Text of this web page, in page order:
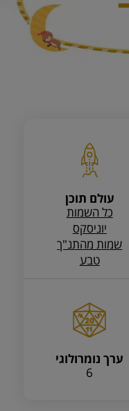
עולם תוכן
כל השמות
יוניסקס
שמות מהתנ"ך
טבע
ערך נומרולוגי
6